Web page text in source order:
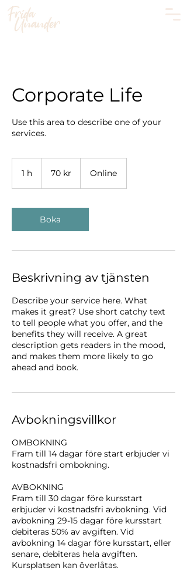
Corporate Life
Use this area to describe one of your
1 h
kronor70 kr Online
Boka
Beskrivning av tjänsten
Describe your service here. What
makes it great? Use short catchy text
to tell people what you offer, and the
benefits they will receive. A great
description gets readers in the mood,
and makes them more likely to go
ahead and book.
Avbokningsvillkor
OMBOKNING
Fram till 14 dagar före start erbjuder vi
kostnadsfri ombokning.
AVBOKNING
Fram till 30 dagar före kursstart
erbjuder vi kostnadsfri avbokning. Vid
avbokning 29-15 dagar före kursstart
debiteras 50% av avgiften. Vid
avbokning 14 dagar före kursstart, eller
senare, debiteras hela avgiften.
Kursplatsen kan överlåtas.